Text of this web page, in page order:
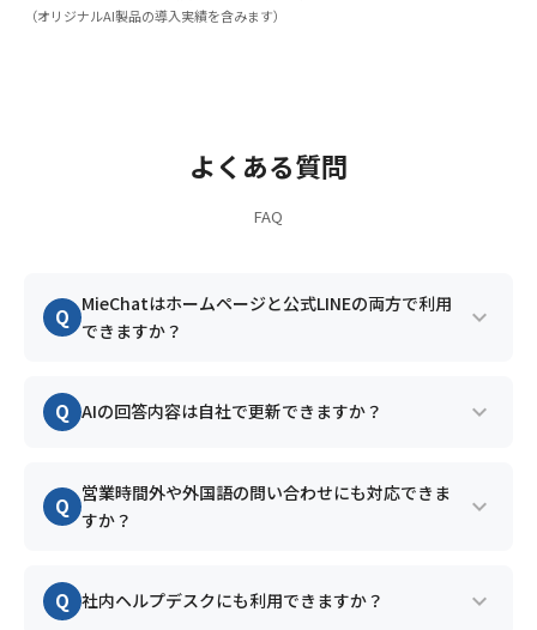
（オリジナルAI製品の導入実績を含みます）
よくある質問
FAQ
Q
MieChatはホームページと公式LINEの両方で利用
できますか？
expand_more
A
はい。同じ想定問答をホームページと公式LINEの
Q AIの回答内容は自社で更新できますか？ expand_more
A はい。クラウド管理画面から想定問答を追加・修
正できます。対話履歴を確認しながら回答内容を
Q
営業時間外や外国語の問い合わせにも対応できま
すか？
expand_more
A
24時間の一次対応と多言語での応対が可能です。
Q 社内ヘルプデスクにも利用できますか？ expand_more